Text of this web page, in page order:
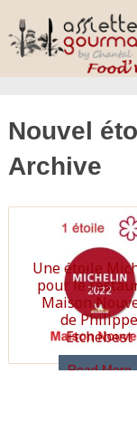
Nouvel
Archive
Une étoile
pour le
Maison
de Philippe
Etchebest
Read More